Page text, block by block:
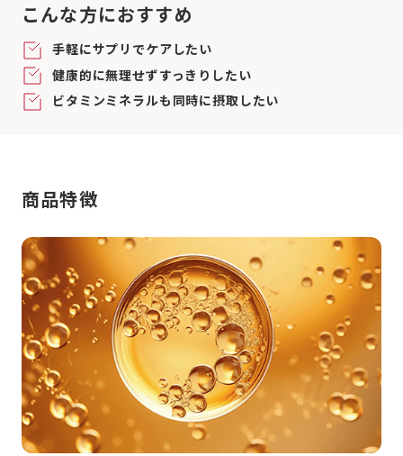
こんな方におすすめ
手軽にサプリでケアしたい
健康的に無理せずすっきりしたい
ビタミンミネラルも同時に摂取したい
商品特徴